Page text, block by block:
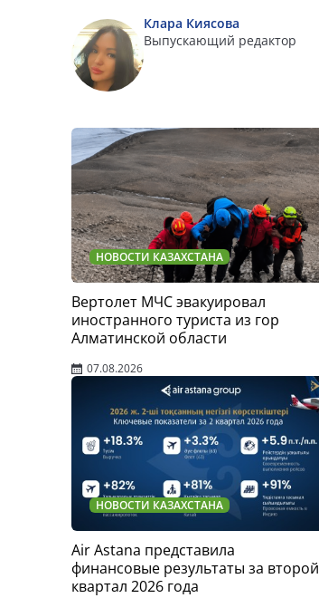
Клара Киясова
Выпускающий редактор
НОВОСТИ КАЗАХСТАНА
Вертолет МЧС эвакуировал
иностранного туриста из гор
Алматинской области
07.08.2026
НОВОСТИ КАЗАХСТАНА
Air Astana представила
финансовые результаты за второй
квартал 2026 года